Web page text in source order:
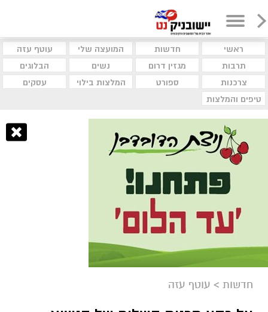
ראשי חדשות המועצה שלי
עוטף עזה
תרבות
מגזין דרום נשים
הבלוגים
צרכנות
ספורט המלצות בילוי
עסקים
טיפים והמלצות
חדשות > עוטף עזה